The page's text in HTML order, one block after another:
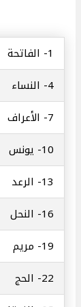
1- الفاتحة
4- النساء
7- الأعراف
10- يونس
13- الرعد
16- النحل
19- مريم
22- الحج